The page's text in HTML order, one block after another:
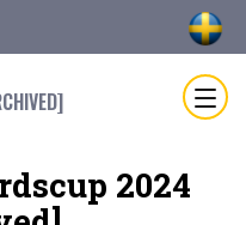
2024